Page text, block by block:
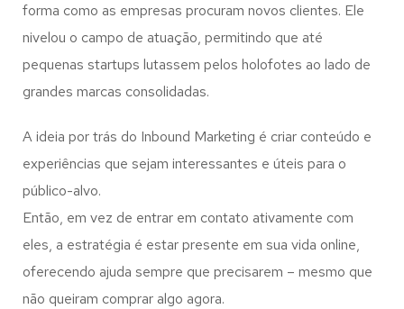
forma como as empresas procuram novos clientes. Ele
nivelou o campo de atuação, permitindo que até
pequenas startups lutassem pelos holofotes ao lado de
grandes marcas consolidadas.
A ideia por trás do Inbound Marketing é criar conteúdo e
experiências que sejam interessantes e úteis para o
público-alvo.
Então, em vez de entrar em contato ativamente com
eles, a estratégia é estar presente em sua vida online,
oferecendo ajuda sempre que precisarem – mesmo que
não queiram comprar algo agora.